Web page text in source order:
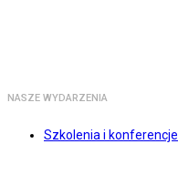
NASZE WYDARZENIA
Szkolenia i konferencje